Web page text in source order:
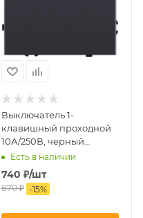
Выключатель 1-
клавишный проходной
10А/250В, черный
матовый Kollinger
Eclipse EC-002BK
Есть в наличии
740 ₽/шт
870₽ -15%